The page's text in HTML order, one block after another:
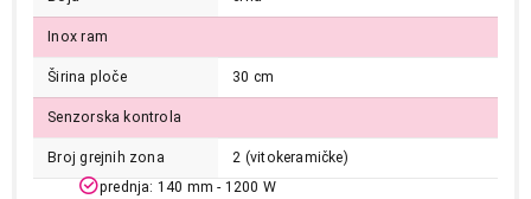
Inox ram
Širina ploče 30 cm
Senzorska kontrola
Broj grejnih zona
2 (vitokeramičke)
prednja: 140 mm - 1200 W